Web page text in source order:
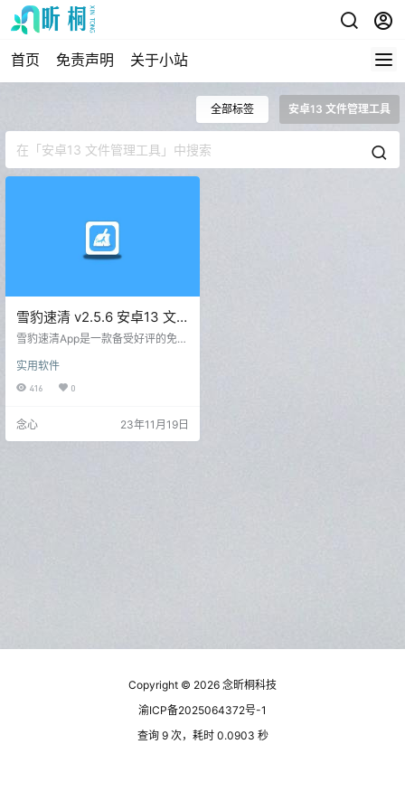
首页 免责声明 关于小站
全部标签 安卓13 文件管理工具
雪豹速清 v2.5.6 安卓13 文
件管理清理工具
雪豹速清App是一款备受好评的免费
理发布。它具有自动扫描全盘、快
速扫描速度和智能文件分类等特色
3的/Android/data目录，清理缓存
并提供文件管理功能。立即体验雪
实用软件
416 0
念心 23年11月19日
Copyright © 2026 念昕桐科技
渝ICP备2025064372号-1
查询 9 次，耗时 0.0903 秒